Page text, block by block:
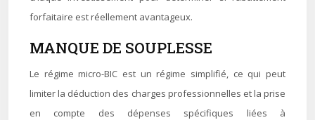
forfaitaire est réellement avantageux.
MANQUE DE SOUPLESSE
Le régime micro-BIC est un régime simplifié, ce qui peut
limiter la déduction des charges professionnelles et la prise
en compte des dépenses spécifiques liées à